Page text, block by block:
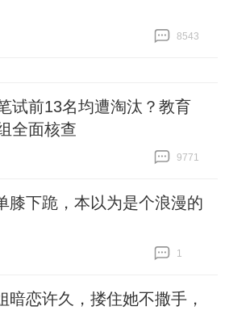
8543
试前13名均遭淘汰？教育
全面核查
9771
膝下跪，本以为是个浪漫的
1
恋许久，搂住她不撒手，